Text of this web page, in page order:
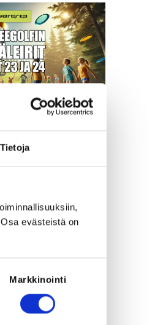
Tietoja
evästeistä on
Markkinointi
on Su 8.6.2025 at